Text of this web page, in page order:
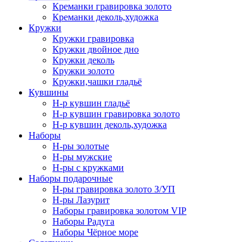
Креманки гравировка золото
Креманки деколь,художка
Кружки
Кружки гравировка
Кружки двойное дно
Кружки деколь
Кружки золото
Кружки,чашки гладьё
Кувшины
Н-р кувшин гладьё
Н-р кувшин гравировка золото
Н-р кувшин деколь,художка
Наборы
Н-ры золотые
Н-ры мужские
Н-ры с кружками
Наборы подарочные
Н-ры гравировка золото З/УП
Н-ры Лазурит
Наборы гравировка золотом VIP
Наборы Радуга
Наборы Чёрное море